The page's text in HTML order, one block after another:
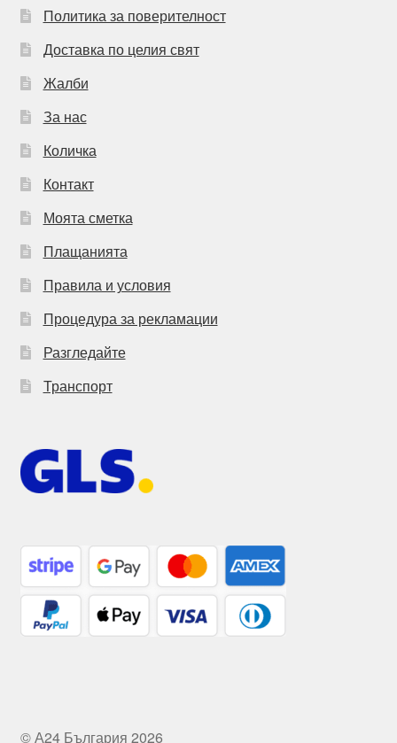
Политика за поверителност
Доставка по целия свят
Жалби
За нас
Количка
Контакт
Моята сметка
Плащанията
Правила и условия
Процедура за рекламации
Разгледайте
Транспорт
© А24 България 2026